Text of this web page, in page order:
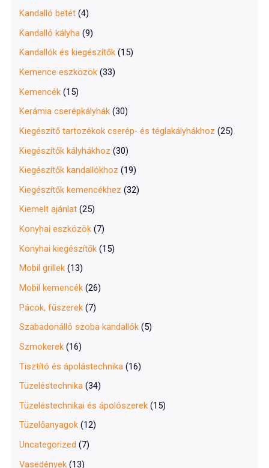
Kandalló betét (4)
Kandalló kályha (9)
Kandallók és kiegészítők (15)
Kemence eszközök (33)
Kemencék (15)
Kerámia cserépkályhák (30)
Kiegészítő tartozékok cserép- és téglakályhákhoz (25)
Kiegészítők kályhákhoz (30)
Kiegészítők kandallókhoz (19)
Kiegészítők kemencékhez (32)
Kiemelt ajánlat (25)
Konyhai eszközök (7)
Konyhai kiegészítők (15)
Mobil grillek (13)
Mobil kemencék (26)
Pácok, fűszerek (7)
Szabadonálló szoba kandallók (5)
Szmokerek (16)
Tisztító és ápolástechnika (16)
Tüzeléstechnika (34)
Tüzeléstechnikai és ápolószerek (15)
Tüzelőanyagok (12)
Uncategorized (7)
Vasedények (13)